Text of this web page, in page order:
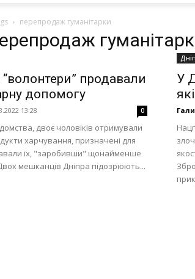
перепродаж гуманітарки
“волонтери” продавали
допомогу
13:28 0
двоє чоловіків отримували
харчування, призначені для
їх, "заробивши" щонайменше
мешканців Дніпра підозрюють...
У